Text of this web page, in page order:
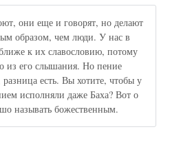
они еще и говорят, но делают
образом, чем люди. У нас в
к их славословию, потому
из его слышания. Но пение
есть. Вы хотите, чтобы у
исполняли даже Баха? Вот о
называть божественным.